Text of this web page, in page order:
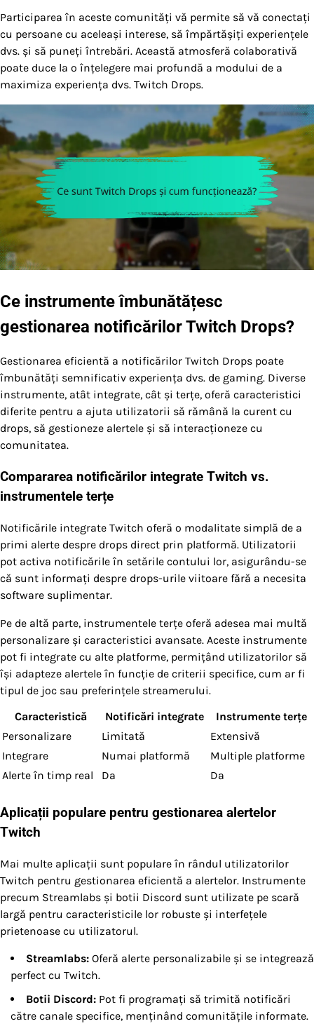
Participarea în aceste comunități vă permite să vă conectați
cu persoane cu aceleași interese, să împărtășiți experiențele
dvs. și să puneți întrebări. Această atmosferă colaborativă
poate duce la o înțelegere mai profundă a modului de a
maximiza experiența dvs. Twitch Drops.
Ce instrumente îmbunătățesc
gestionarea notificărilor Twitch Drops?
Gestionarea eficientă a notificărilor Twitch Drops poate
îmbunătăți semnificativ experiența dvs. de gaming. Diverse
instrumente, atât integrate, cât și terțe, oferă caracteristici
diferite pentru a ajuta utilizatorii să rămână la curent cu
drops, să gestioneze alertele și să interacționeze cu
comunitatea.
Compararea notificărilor integrate Twitch vs.
instrumentele terțe
Notificările integrate Twitch oferă o modalitate simplă de a
primi alerte despre drops direct prin platformă. Utilizatorii
pot activa notificările în setările contului lor, asigurându-se
că sunt informați despre drops-urile viitoare fără a necesita
software suplimentar.
Pe de altă parte, instrumentele terțe oferă adesea mai multă
personalizare și caracteristici avansate. Aceste instrumente
pot fi integrate cu alte platforme, permițând utilizatorilor să
își adapteze alertele în funcție de criterii specifice, cum ar fi
tipul de joc sau preferințele streamerului.
Caracteristică
Notificări integrate
Instrumente terțe
Personalizare
Limitată
Extensivă
Integrare
Numai platformă
Multiple platforme
Alerte în timp real
Da Da
Aplicații populare pentru gestionarea alertelor
Twitch
Mai multe aplicații sunt populare în rândul utilizatorilor
Twitch pentru gestionarea eficientă a alertelor. Instrumente
precum Streamlabs și botii Discord sunt utilizate pe scară
largă pentru caracteristicile lor robuste și interfețele
prietenoase cu utilizatorul.
Streamlabs: Oferă alerte personalizabile și se integrează
perfect cu Twitch.
Botii Discord: Pot fi programați să trimită notificări
către canale specifice, menținând comunitățile informate.